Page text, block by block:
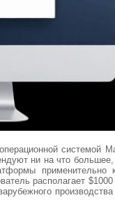
системой
ни на что большее,
располагает $1000